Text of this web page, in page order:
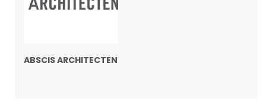
ABSCIS ARCHITECTEN